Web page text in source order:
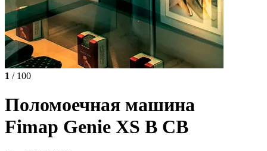
1 / 100
Поломоечная машина
Fimap Genie XS B CB